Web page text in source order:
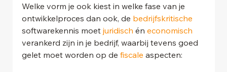
Welke vorm je ook kiest in welke fase van je
ontwikkelproces dan ook, de bedrijfskritische
softwarekennis moet juridisch én economisch
verankerd zijn in je bedrijf, waarbij tevens goed
gelet moet worden op de fiscale aspecten: